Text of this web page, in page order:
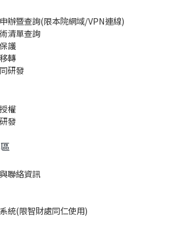
辦暨查詢(限本院網域/VPN連線)
清單查詢
護
轉
研發
權
發
聯絡資訊
統(限智財處同仁使用)